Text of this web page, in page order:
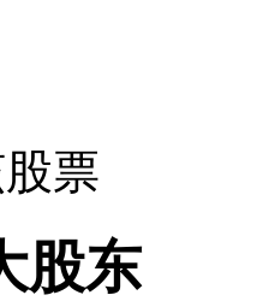
票
股东